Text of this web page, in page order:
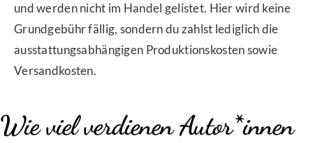
und werden nicht im Handel gelistet. Hier wird keine
Grundgebühr fällig, sondern du zahlst lediglich die
ausstattungsabhängigen Produktionskosten sowie
Versandkosten.
Wie viel verdienen Autor*innen